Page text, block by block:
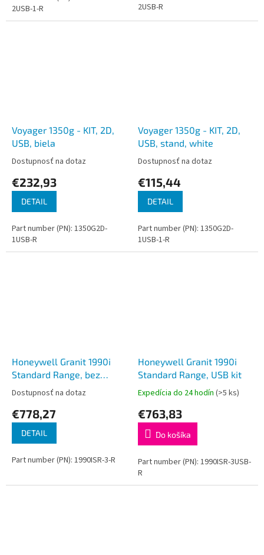
2USB-1-R
2USB-R
Voyager 1350g - KIT, 2D,
USB, biela
Dostupnosť na dotaz
€232,93
DETAIL
Part number (PN): 1350G2D-
1USB-R
Voyager 1350g - KIT, 2D,
USB, stand, white
Dostupnosť na dotaz
€115,44
DETAIL
Part number (PN): 1350G2D-
1USB-1-R
Honeywell Granit 1990i
Standard Range, bez
kábla, iba skener
Dostupnosť na dotaz
€778,27
DETAIL
Part number (PN): 1990ISR-3-R
Honeywell Granit 1990i
Standard Range, USB kit
Expedícia do 24 hodín (>5 ks)
€763,83
Do košíka
Part number (PN): 1990ISR-3USB-
R